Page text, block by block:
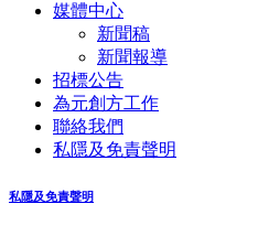
媒體中心
新聞稿
新聞報導
招標公告
為元創方工作
聯絡我們
私隱及免責聲明
私隱及免責聲明